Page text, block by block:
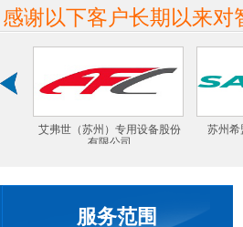
感谢以下客户长期以来对
苏州希盟科技股份有限公司 苏州*
服务范围